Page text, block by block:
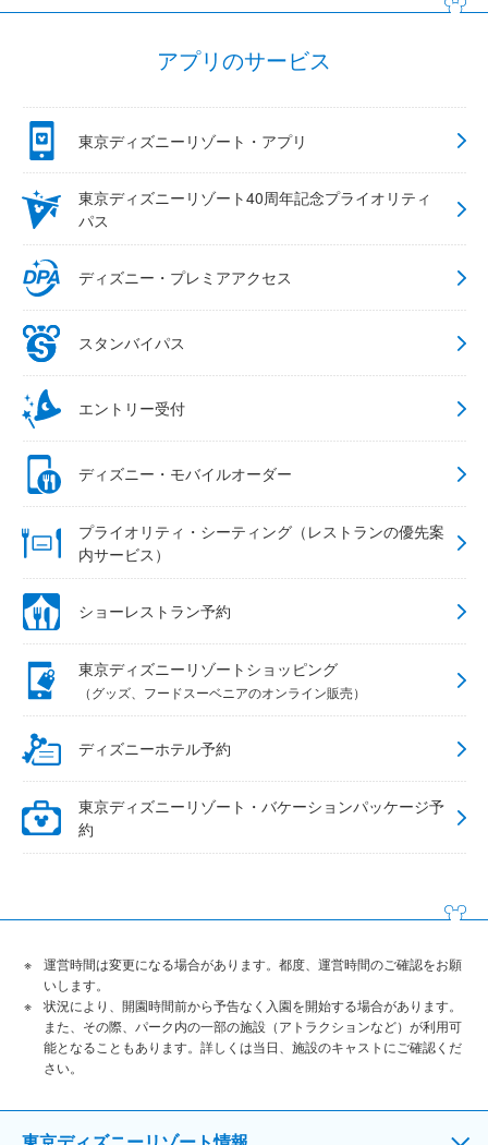
アプリのサービス
東京ディズニーリゾート・アプリ
東京ディズニーリゾート40周年記念プライオリティ
パス
ディズニー・プレミアアクセス
スタンバイパス
エントリー受付
ディズニー・モバイルオーダー
プライオリティ・シーティング（レストランの優先案
内サービス）
ショーレストラン予約
東京ディズニーリゾートショッピング
（グッズ、フードスーベニアのオンライン販売）
ディズニーホテル予約
東京ディズニーリゾート・バケーションパッケージ予
約
運営時間は変更になる場合があります。都度、運営時間のご確認をお願
いします。
状況により、開園時間前から予告なく入園を開始する場合があります。
また、その際、パーク内の一部の施設（アトラクションなど）が利用可
能となることもあります。詳しくは当日、施設のキャストにご確認くだ
さい。